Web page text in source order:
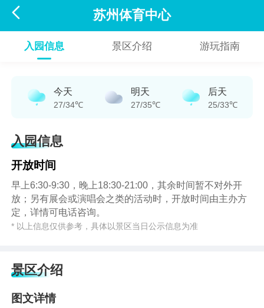
 苏州体育中心
入园信息 景区介绍 游玩指南
今天
27/34℃
明天
27/35℃
后天
25/33℃
入园信息
开放时间
早上6:30-9:30，晚上18:30-21:00，其余时间暂不对外开
放；另有展会或演唱会之类的活动时，开放时间由主办方
定，详情可电话咨询。
* 以上信息仅供参考，具体以景区当日公示信息为准
景区介绍
图文详情